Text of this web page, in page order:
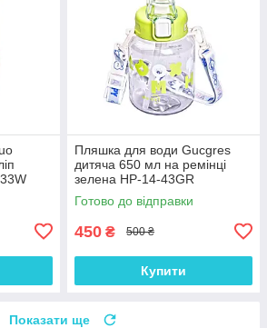
Пляшка для води Gucgres
дитяча 650 мл на ремінці
зелена HP-14-43GR
Готово до відправки
450 ₴ 500 ₴
Купити
Показати ще